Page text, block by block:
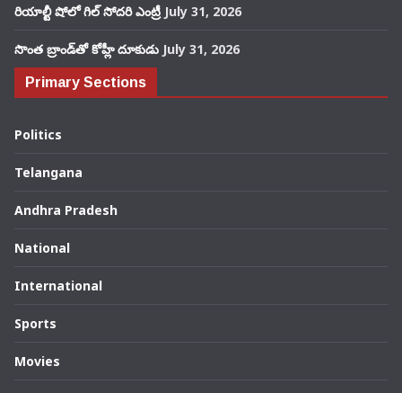
రియాల్టీ షోలో గిల్ సోదరి ఎంట్రీ July 31, 2026
సొంత బ్రాండ్‌తో కోహ్లీ దూకుడు July 31, 2026
Primary Sections
Politics
Telangana
Andhra Pradesh
National
International
Sports
Movies